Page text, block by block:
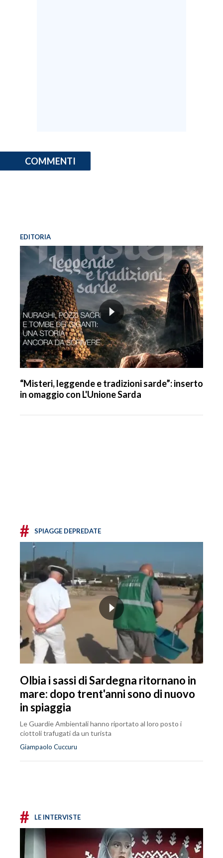
COMMENTI
EDITORIA
“Misteri, leggende e tradizioni sarde”: inserto
in omaggio con L'Unione Sarda
# SPIAGGE DEPREDATE
Olbia i sassi di Sardegna ritornano in
mare: dopo trent'anni sono di nuovo
in spiaggia
Le Guardie Ambientali hanno riportato al loro posto i
ciottoli trafugati da un turista
Giampaolo Cuccuru
# LE INTERVISTE